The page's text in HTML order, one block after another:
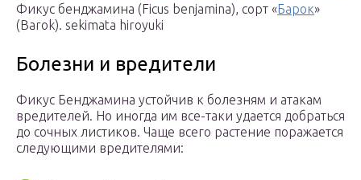
Фикус бенджамина (Ficus benjamina), сорт «Барок»
(Barok). sekimata hiroyuki
Болезни и вредители
Фикус Бенджамина устойчив к болезням и атакам
вредителей. Но иногда им все-таки удается добраться
до сочных листиков. Чаще всего растение поражается
следующими вредителями: